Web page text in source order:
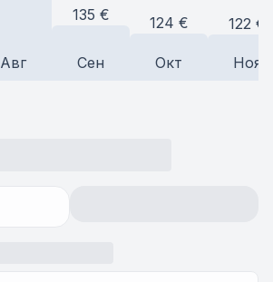
Авг
135 €
Сен
124 €
Окт
122 €
Ноя